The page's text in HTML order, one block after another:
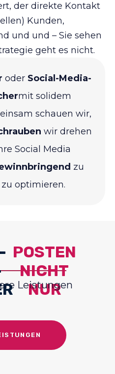
der direkte Kontakt
Kunden,
und und – Sie sehen
geht es nicht.
oder Social-Media-
mit solidem
schauen wir,
wir drehen
Social Media
zu
optimieren.
POSTEN
NICHT
NUR
Leistungen